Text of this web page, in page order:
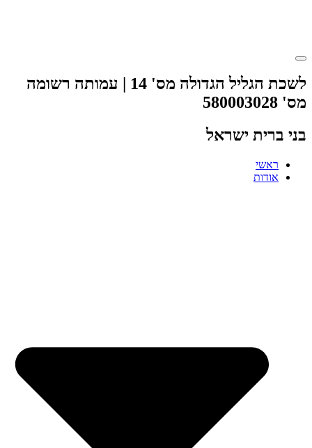
לשכת הגליל הגדולה מס' 14 | עמותה רשומה
מס' 580003028
בני ברית ישראל
ראשי
אודות